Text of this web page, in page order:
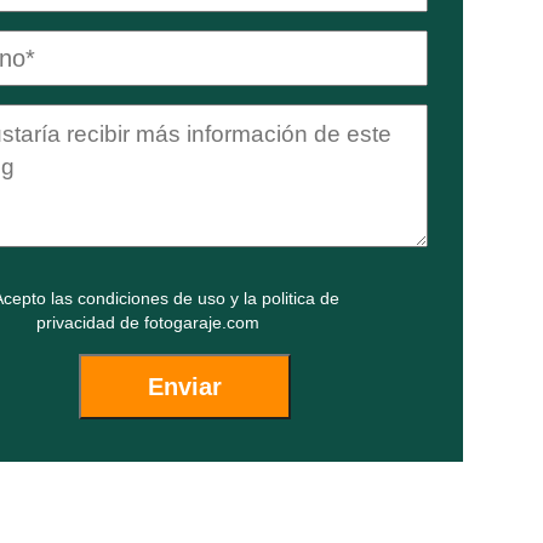
lascondiciones de usoy la politica de
privacidadde fotogaraje.com